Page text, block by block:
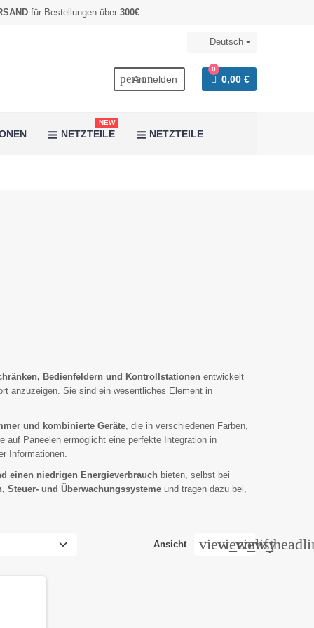
für Bestellungen über 300€
Deutsch
person
Anmelden
0
0,00 €
NETZTEILE
NEW
NETZTEILE
Bedienfeldern und Kontrollstationen entwickelt
anzuzeigen. Sie sind ein wesentliches Element in
und kombinierte Geräte, die in verschiedenen Farben,
auf Paneelen ermöglicht eine perfekte Integration in
Informationen.
einen niedrigen Energieverbrauch bieten, selbst bei
Steuer- und Überwachungssysteme und tragen dazu bei,
Ansicht view_comfy
view_list